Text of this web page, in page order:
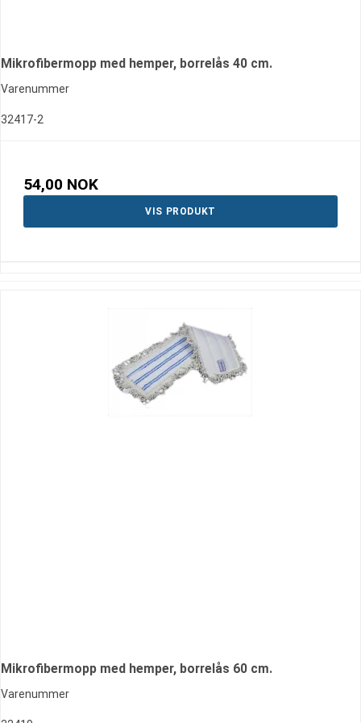
Mikrofibermopp med hemper, borrelås 40 cm.
Varenummer
32417-2
54,00 NOK
VIS PRODUKT
Mikrofibermopp med hemper, borrelås 60 cm.
Varenummer